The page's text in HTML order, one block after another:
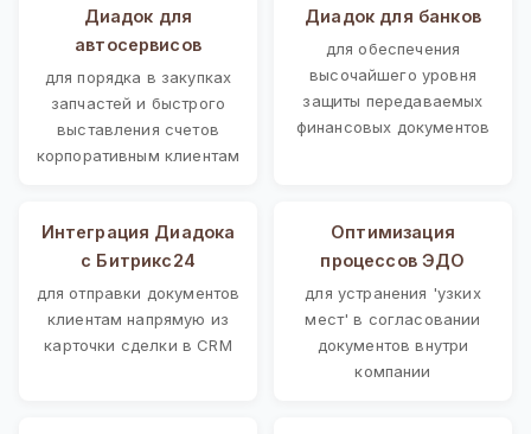
Диадок для
автосервисов
для порядка в закупках
запчастей и быстрого
выставления счетов
корпоративным клиентам
Диадок для банков
для обеспечения
высочайшего уровня
защиты передаваемых
финансовых документов
Интеграция Диадока
с Битрикс24
для отправки документов
клиентам напрямую из
карточки сделки в CRM
Оптимизация
процессов ЭДО
для устранения 'узких
мест' в согласовании
документов внутри
компании